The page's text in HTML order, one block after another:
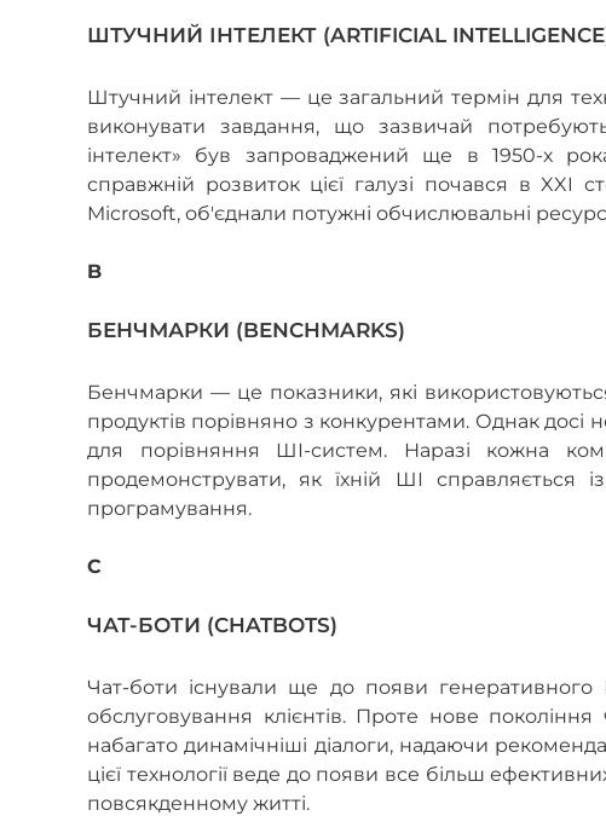
ШТУЧНИЙ ІНТЕЛЕКТ (ARTIFICIAL
Штучний інтелект — це загальний термін для
виконувати завдання, що зазвичай
інтелект» був запроваджений ще в 1950-х
справжній розвиток цієї галузі почався в XXI
Microsoft, об'єднали потужні обчислювальні
B
БЕНЧМАРКИ (BENCHMARKS)
Бенчмарки — це показники, які
продуктів порівняно з конкурентами. Однак досі
для порівняння ШІ-систем. Наразі кожна
продемонструвати, як їхній ШІ
програмування.
C
ЧАТ-БОТИ (CHATBOTS)
Чат-боти існували ще до появи генеративного
обслуговування клієнтів. Проте нове покоління
набагато динамічніші діалоги, надаючи
цієї технології веде до появи все більш
повсякденному житті.